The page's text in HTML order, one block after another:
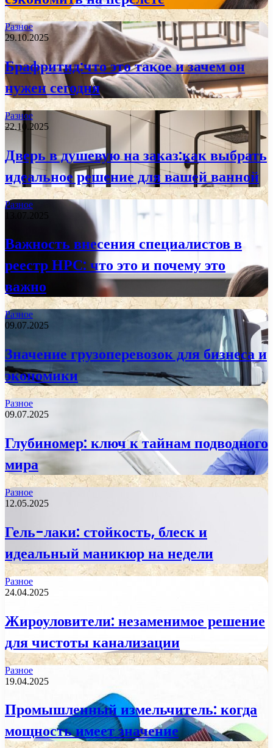
Разное
29.10.2025
Брафритид:что это такое и зачем он
нужен сегодня
Разное
22.10.2025
Дверь в душевую на заказ:как выбрать
идеальное решение для вашей ванной
Разное
13.07.2025
Важность внесения специалистов в
реестр НРС: что это и почему это
важно
Разное
09.07.2025
Значение грузоперевозок для бизнеса и
экономики
Разное
09.07.2025
Глубиномер: ключ к тайнам подводного
мира
Разное
12.05.2025
Гель-лаки: стойкость, блеск и
идеальный маникюр на недели
Разное
24.04.2025
Жироуловители: незаменимое решение
для чистоты канализации
Разное
19.04.2025
Промышленный измельчитель: когда
мощность имеет значение